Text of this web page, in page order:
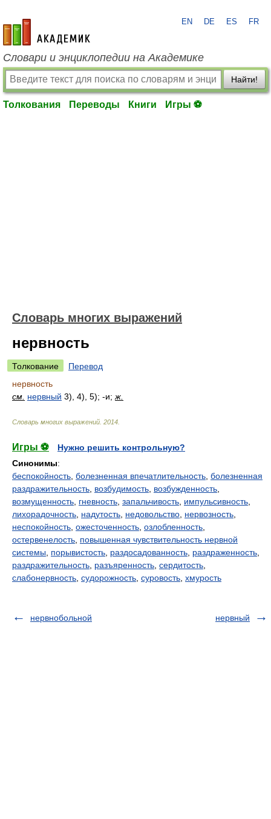
academic.ru
EN DE ES FR
Словари и энциклопедии на Академике
Найти!
Толкования Переводы Книги Игры ⚽
Словарь многих выражений
нервность
Толкование
Перевод
нервность
см. нервный 3), 4), 5); -и; ж.
Словарь многих выражений 2014
Игры ⚽
Нужно решить контрольную?
Синонимы:
беспокойность болезненная впечатлительность болезненная
раздражительность возбудимость возбужденность
возмущенность гневность запальчивость импульсивность
лихорадочность надутость недовольство нервозность
неспокойность ожесточенность озлобленность
остервенелость повышенная чувствительность нервной
системы
порывистость раздосадованность раздраженность
раздражительность разъяренность сердитость
слабонервность судорожность суровость хмурость
нервнобольной нервный